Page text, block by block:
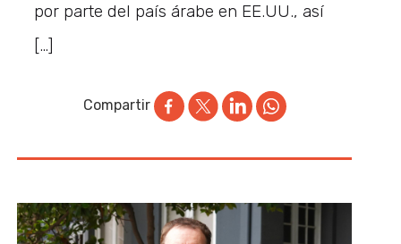
por parte del país árabe en EE.UU., así
[…]
Compartir